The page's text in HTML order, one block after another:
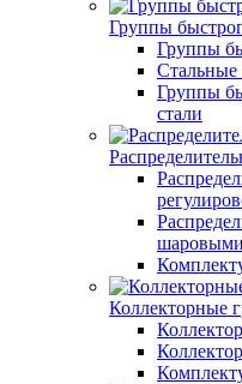
Группы
Группы
Стальные
Группы
стали
Коллекторные